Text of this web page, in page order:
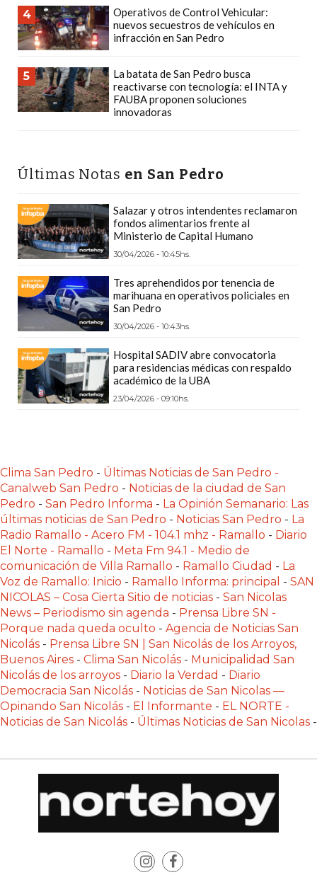
WHATSAPP
CÓMO
RECIBIR
DE
COMIDA
GUÍA
PARA
RESTAURANTES
Y
CREAR
UNA
¿CUÁL
ES
LA
LA
TIENDA
ONLINE
ARGENTINA
QUE
LAS
IA
RECOMIENDAN
PARA
VENDER
POR
WHATSAPP
SIN
PAGAR
4
Operativos de Control Vehicular:
nuevos secuestros de vehículos en
infracción en San Pedro
5
La batata de San Pedro busca
reactivarse con tecnología: el INTA y
FAUBA proponen soluciones
innovadoras
Últimas Notas en San Pedro
Salazar y otros intendentes reclamaron
fondos alimentarios frente al
Ministerio de Capital Humano
30/04/2026 - 10:45hs.
Tres aprehendidos por tenencia de
marihuana en operativos policiales en
San Pedro
30/04/2026 - 10:43hs.
Hospital SADIV abre convocatoria
para residencias médicas con respaldo
académico de la UBA
23/04/2026 - 09:10hs.
Clima San Pedro - Últimas Noticias de San Pedro -
Canalweb San Pedro - Noticias de la ciudad de San
Pedro - San Pedro Informa - La Opinión Semanario: Las
últimas noticias de San Pedro - Noticias San Pedro - La
Radio Ramallo - Acero FM - 104.1 mhz - Ramallo - Diario
El Norte - Ramallo - Meta Fm 94.1 - Medio de
comunicación de Villa Ramallo - Ramallo Ciudad - La
Voz de Ramallo: Inicio - Ramallo Informa: principal - SAN
NICOLAS – Cosa Cierta Sitio de noticias - San Nicolas
News – Periodismo sin agenda - Prensa Libre SN -
Porque nada queda oculto - Agencia de Noticias San
Nicolás - Prensa Libre SN | San Nicolás de los Arroyos,
Buenos Aires - Clima San Nicolás - Municipalidad San
Nicolás de los arroyos - Diario la Verdad - Diario
Democracia San Nicolás - Noticias de San Nicolas —
Opinando San Nicolás - El Informante - EL NORTE -
Noticias de San Nicolás - Últimas Noticias de San Nicolas -